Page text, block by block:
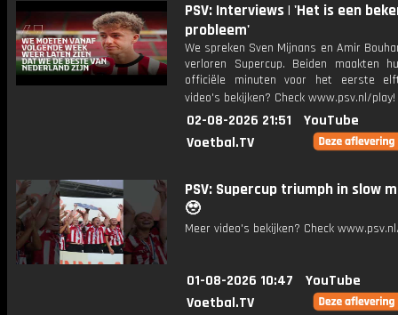
PSV: Interviews | 'Het is een
probleem'
We spreken Sven Mijnans en Amir
verloren Supercup. Beiden maakten
officiële minuten voor het eerste
video's bekijken? Check www.psv.nl/
02-08-2026 21:51
YouTube
Voetbal.TV
PSV: Supercup triumph in slow
🥹
Meer video's bekijken? Check
01-08-2026 10:47
YouTube
Voetbal.TV